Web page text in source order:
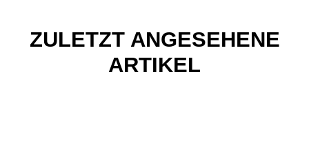
ZULETZT ANGESEHENE
ARTIKEL